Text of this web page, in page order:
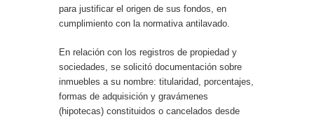
para justificar el origen de sus fondos, en
cumplimiento con la normativa antilavado.
En relación con los registros de propiedad y
sociedades, se solicitó documentación sobre
inmuebles a su nombre: titularidad, porcentajes,
formas de adquisición y gravámenes
(hipotecas) constituidos o cancelados desde